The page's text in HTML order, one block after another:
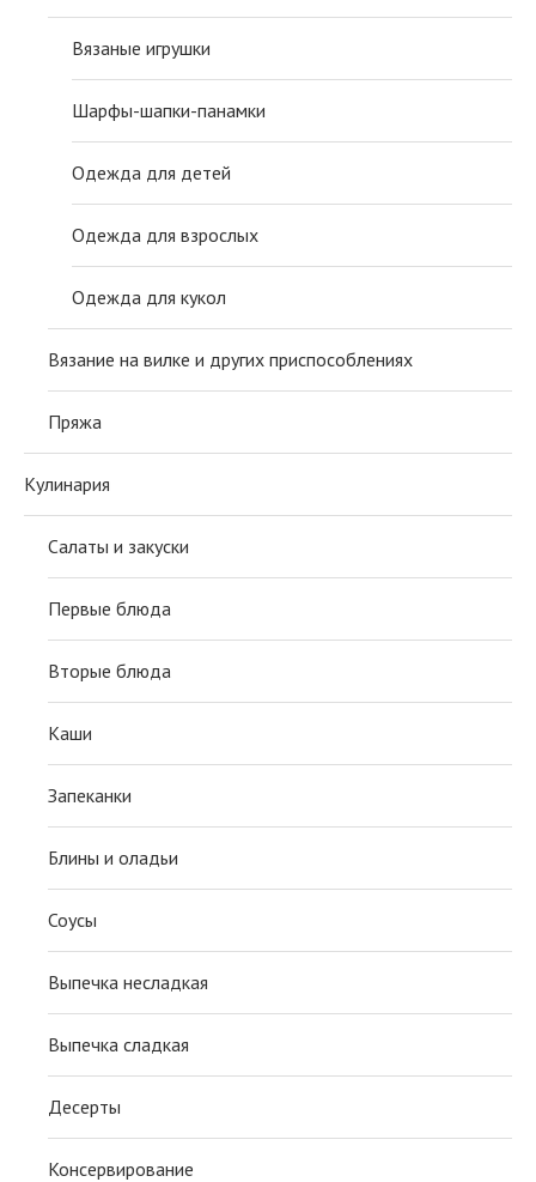
Вязаные игрушки
Шарфы-шапки-панамки
Одежда для детей
Одежда для взрослых
Одежда для кукол
Вязание на вилке и других приспособлениях
Пряжа
Кулинария
Салаты и закуски
Первые блюда
Вторые блюда
Каши
Запеканки
Блины и оладьи
Соусы
Выпечка несладкая
Выпечка сладкая
Десерты
Консервирование